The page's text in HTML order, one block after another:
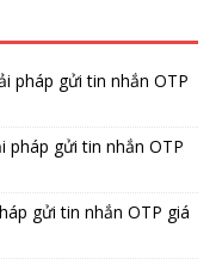
pháp gửi tin nhắn OTP
pháp gửi tin nhắn OTP
gửi tin nhắn OTP giá